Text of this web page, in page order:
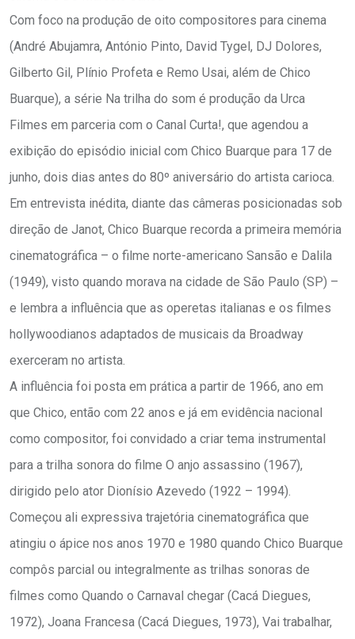
Com foco na produção de oito compositores para cinema
(André Abujamra, António Pinto, David Tygel, DJ Dolores,
Gilberto Gil, Plínio Profeta e Remo Usai, além de Chico
Buarque), a série Na trilha do som é produção da Urca
Filmes em parceria com o Canal Curta!, que agendou a
exibição do episódio inicial com Chico Buarque para 17 de
junho, dois dias antes do 80º aniversário do artista carioca.
Em entrevista inédita, diante das câmeras posicionadas sob
direção de Janot, Chico Buarque recorda a primeira memória
cinematográfica – o filme norte-americano Sansão e Dalila
(1949), visto quando morava na cidade de São Paulo (SP) –
e lembra a influência que as operetas italianas e os filmes
hollywoodianos adaptados de musicais da Broadway
exerceram no artista.
A influência foi posta em prática a partir de 1966, ano em
que Chico, então com 22 anos e já em evidência nacional
como compositor, foi convidado a criar tema instrumental
para a trilha sonora do filme O anjo assassino (1967),
dirigido pelo ator Dionísio Azevedo (1922 – 1994).
Começou ali expressiva trajetória cinematográfica que
atingiu o ápice nos anos 1970 e 1980 quando Chico Buarque
compôs parcial ou integralmente as trilhas sonoras de
filmes como Quando o Carnaval chegar (Cacá Diegues,
1972), Joana Francesa (Cacá Diegues, 1973), Vai trabalhar,